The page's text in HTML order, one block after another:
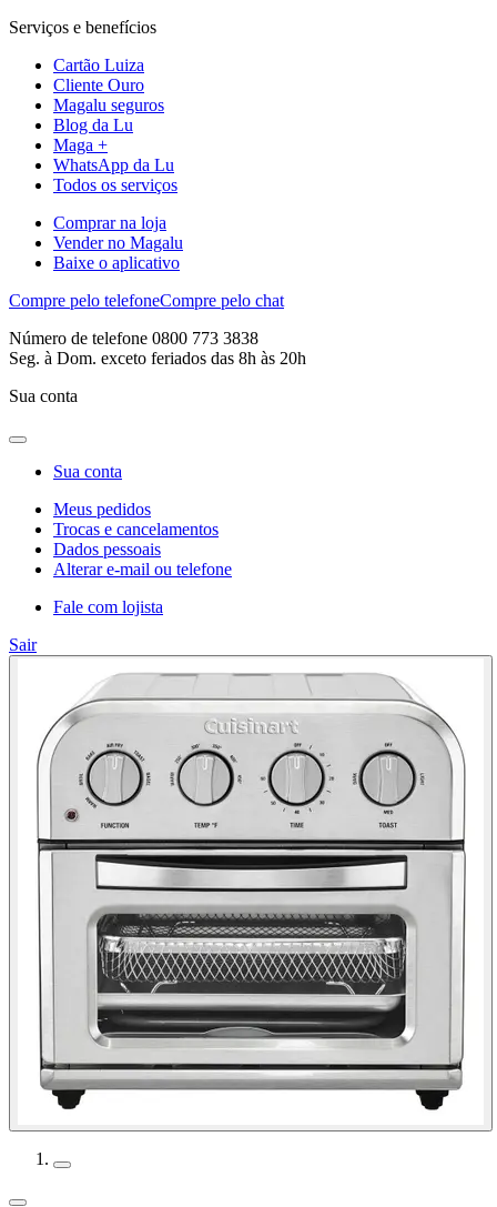
Serviços e benefícios
Cartão Luiza
Cliente Ouro
Magalu seguros
Blog da Lu
Maga +
WhatsApp da Lu
Todos os serviços
Comprar na loja
Vender no Magalu
Baixe o aplicativo
Compre pelo telefoneCompre pelo chat
Número de telefone 0800 773 3838
Seg. à Dom. exceto feriados das 8h às 20h
Sua conta
Sua conta
Meus pedidos
Trocas e cancelamentos
Dados pessoais
Alterar e-mail ou telefone
Fale com lojista
Sair